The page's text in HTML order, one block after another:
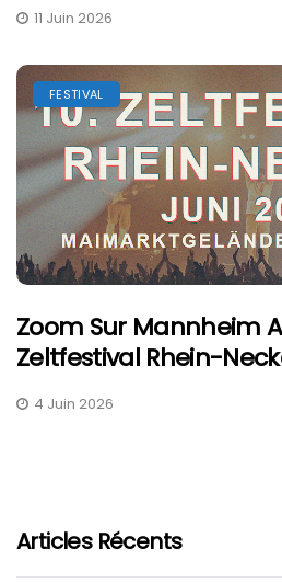
11 Juin 2026
FESTIVAL
Zoom Sur Mannheim
Zeltfestival Rhein-
4 Juin 2026
Articles Récents